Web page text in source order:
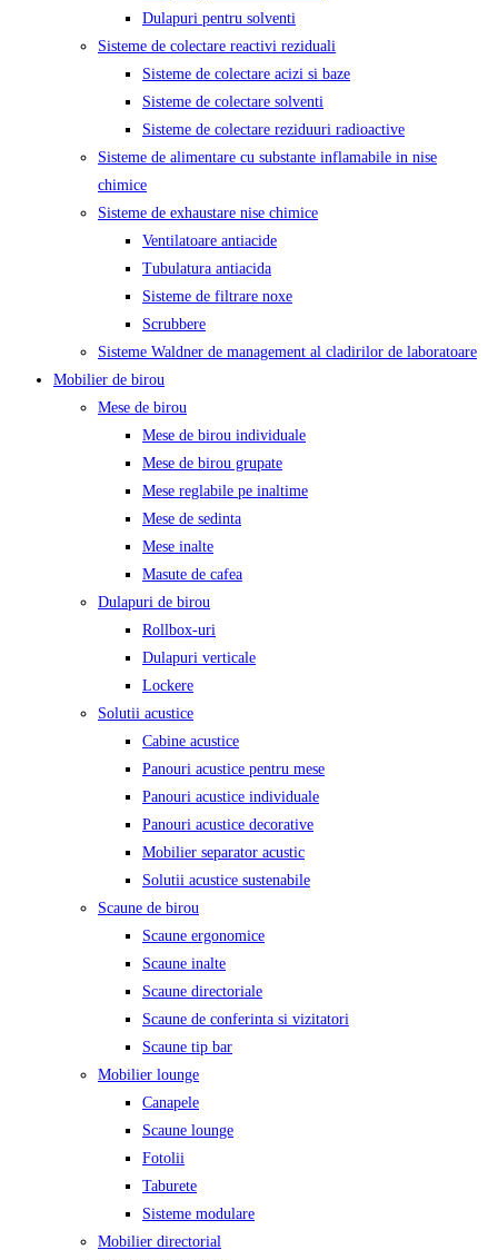
Dulapuri pentru solventi
Sisteme de colectare reactivi reziduali
Sisteme de colectare acizi si baze
Sisteme de colectare solventi
Sisteme de colectare reziduuri radioactive
Sisteme de alimentare cu substante inflamabile in nise
chimice
Sisteme de exhaustare nise chimice
Ventilatoare antiacide
Tubulatura antiacida
Sisteme de filtrare noxe
Scrubbere
Sisteme Waldner de management al cladirilor de laboratoare
Mobilier de birou
Mese de birou
Mese de birou individuale
Mese de birou grupate
Mese reglabile pe inaltime
Mese de sedinta
Mese inalte
Masute de cafea
Dulapuri de birou
Rollbox-uri
Dulapuri verticale
Lockere
Solutii acustice
Cabine acustice
Panouri acustice pentru mese
Panouri acustice individuale
Panouri acustice decorative
Mobilier separator acustic
Solutii acustice sustenabile
Scaune de birou
Scaune ergonomice
Scaune inalte
Scaune directoriale
Scaune de conferinta si vizitatori
Scaune tip bar
Mobilier lounge
Canapele
Scaune lounge
Fotolii
Taburete
Sisteme modulare
Mobilier directorial